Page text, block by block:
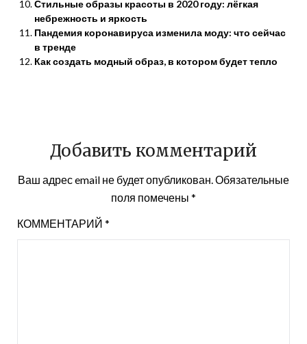
Стильные образы красоты в 2020 году: лёгкая
небрежность и яркость
Пандемия коронавируса изменила моду: что сейчас
в тренде
Как создать модный образ, в котором будет тепло
Добавить комментарий
Ваш адрес email не будет опубликован.Обязательные
поля помечены *
КОММЕНТАРИЙ *